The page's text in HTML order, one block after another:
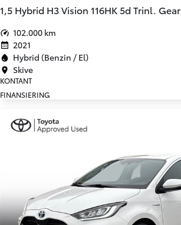
1,5 Hybrid H3 Vision 116HK 5d Trinl. Gear
102.000 km
2021
Hybrid (Benzin / El)
Skive
KONTANT
FINANSIERING